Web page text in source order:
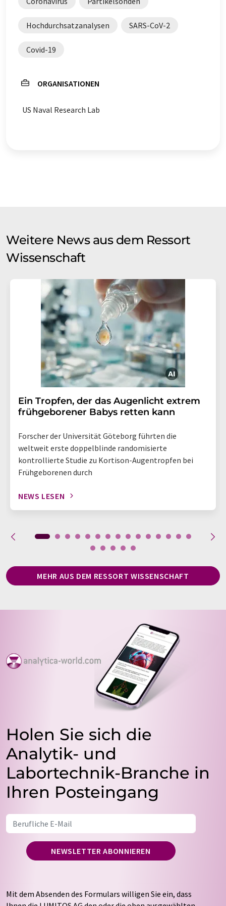
Hochdurchsatzanalysen SARS-CoV-2
Covid-19
ORGANISATIONEN
US Naval Research Lab
Weitere News aus dem Ressort
Wissenschaft
Ein Tropfen, der das Augenlicht extrem
frühgeborener Babys retten kann
Forscher der Universität Göteborg führten die
weltweit erste doppelblinde randomisierte
kontrollierte Studie zu Kortison-Augentropfen bei
Frühgeborenen durch
NEWS LESEN
MEHR AUS DEM RESSORT WISSENSCHAFT
Holen Sie sich die
Analytik- und
Labortechnik-Branche in
Ihren Posteingang
NEWSLETTER ABONNIEREN
Mit dem Absenden des Formulars willigen Sie ein, dass